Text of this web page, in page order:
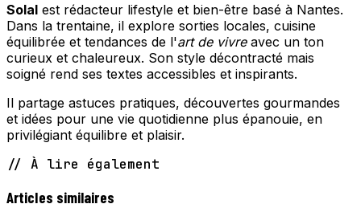
Solal est rédacteur lifestyle et bien-être basé à Nantes.
Dans la trentaine, il explore sorties locales, cuisine
équilibrée et tendances de l'art de vivreavec un ton
curieux et chaleureux. Son style décontracté mais
soigné rend ses textes accessibles et inspirants.
Il partage astuces pratiques, découvertes gourmandes
et idées pour une vie quotidienne plus épanouie, en
privilégiant équilibre et plaisir.
// À lire également
Articles similaires